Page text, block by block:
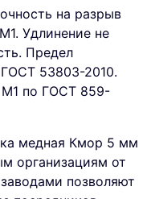
на разрыв
Удлинение не
Предел
53803-2010.
М1 по ГОСТ 859-
медная Кмор 5 мм
организациям от
позволяют